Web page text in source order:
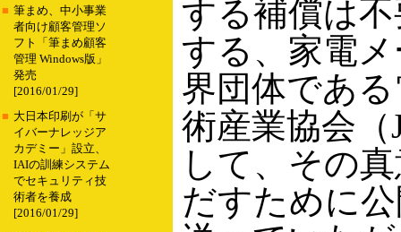
■ 筆まめ、中小事業
者向け顧客管理ソ
フト「筆まめ顧客
管理 Windows版」
発売
[2016/01/29]
■ 大日本印刷が「サ
イバーナレッジア
カデミー」設立、
IAIの訓練システム
でセキュリティ技
術者を養成
[2016/01/29]
する補償は
する、家電
界団体であ
術産業協会（
して、その
だすために